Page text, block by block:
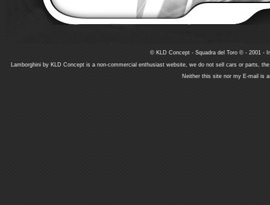
© KLD Concept - Squadra del Toro © - 2001 -
Lamborghini by KLD Concept is a non-commercial enthusiast website, we do not sell cars or parts,
Neither this site nor my E-mail is